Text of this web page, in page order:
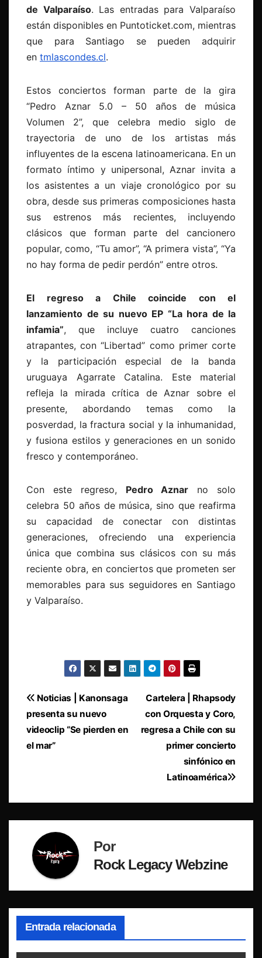
de Valparaíso. Las entradas para Valparaíso
están disponibles en Puntoticket.com, mientras
que para Santiago se pueden adquirir
en tmlascondes.cl.
Estos conciertos forman parte de la gira
“Pedro Aznar 5.0 – 50 años de música
Volumen 2”, que celebra medio siglo de
trayectoria de uno de los artistas más
influyentes de la escena latinoamericana. En un
formato íntimo y unipersonal, Aznar invita a
los asistentes a un viaje cronológico por su
obra, desde sus primeras composiciones hasta
sus estrenos más recientes, incluyendo
clásicos que forman parte del cancionero
popular, como, “Tu amor”, “A primera vista”, “Ya
no hay forma de pedir perdón” entre otros.
El regreso a Chile coincide con el
lanzamiento de su nuevo EP “La hora de la
infamia”, que incluye cuatro canciones
atrapantes, con “Libertad” como primer corte
y la participación especial de la banda
uruguaya Agarrate Catalina. Este material
refleja la mirada crítica de Aznar sobre el
presente, abordando temas como la
posverdad, la fractura social y la inhumanidad,
y fusiona estilos y generaciones en un sonido
fresco y contemporáneo.
Con este regreso, Pedro Aznar no solo
celebra 50 años de música, sino que reafirma
su capacidad de conectar con distintas
generaciones, ofreciendo una experiencia
única que combina sus clásicos con su más
reciente obra, en conciertos que prometen ser
memorables para sus seguidores en Santiago
y Valparaíso.
Navegación
de
entradas
Cartelera | Rhapsody
con Orquesta y Coro,
regresa a Chile con su
primer concierto
sinfónico en
Latinoamérica
Noticias | Kanonsaga
presenta su nuevo
videoclip “Se pierden en
el mar”
Por
Rock Legacy Webzine
Entrada relacionada